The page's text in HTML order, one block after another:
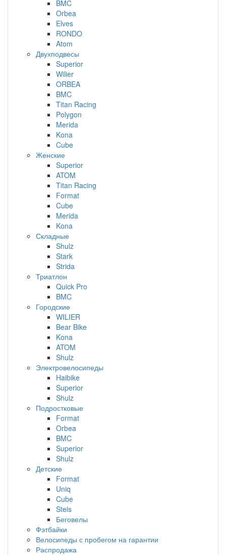
BMC
Orbea
Elves
RONDO
Atom
Двухподвесы
Superior
Wilier
ORBEA
BMC
Titan Racing
Polygon
Merida
Kona
Cube
Женские
Superior
ATOM
Titan Racing
Format
Cube
Merida
Kona
Складные
Shulz
Stark
Strida
Триатлон
Quick Pro
BMC
Городские
WILIER
Bear Bike
Kona
ATOM
Shulz
Электровелосипеды
Haibike
Superior
Shulz
Подростковые
Format
Orbea
BMC
Superior
Shulz
Детские
Format
Uniq
Cube
Stels
Беговелы
Фэтбайки
Велосипеды с пробегом на гарантии
Распродажа